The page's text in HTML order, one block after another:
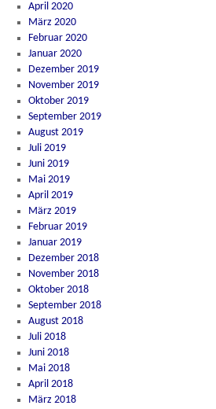
April 2020
März 2020
Februar 2020
Januar 2020
Dezember 2019
November 2019
Oktober 2019
September 2019
August 2019
Juli 2019
Juni 2019
Mai 2019
April 2019
März 2019
Februar 2019
Januar 2019
Dezember 2018
November 2018
Oktober 2018
September 2018
August 2018
Juli 2018
Juni 2018
Mai 2018
April 2018
März 2018